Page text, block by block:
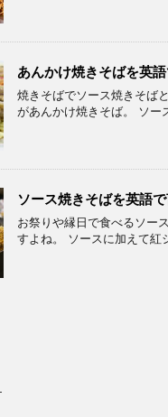
あんかけ焼きそばを英
焼きそばでソース焼きそば
があんかけ焼きそば。 ソー
ソース焼きそばを英語で
お祭りや縁日で食べるソー
すよね。 ソースに加えて紅